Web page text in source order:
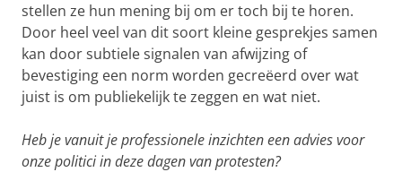
stellen ze hun mening bij om er toch bij te horen.
Door heel veel van dit soort kleine gesprekjes samen
kan door subtiele signalen van afwijzing of
bevestiging een norm worden gecreëerd over wat
juist is om publiekelijk te zeggen en wat niet.
Heb je vanuit je professionele inzichten een advies voor
onze politici in deze dagen van protesten?